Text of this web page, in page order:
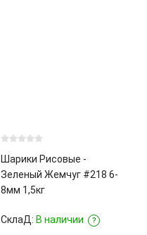
Шарики Рисовые -
Зеленый Жемчуг #218 6-
8мм 1,5кг
СклаД: В наличии ?